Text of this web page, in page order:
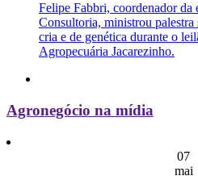
Felipe Fabbri, coordenador da
Consultoria, ministrou palestra
cria e de genética durante o
Agropecuária Jacarezinho.
Agronegócio na mídia
07
mai